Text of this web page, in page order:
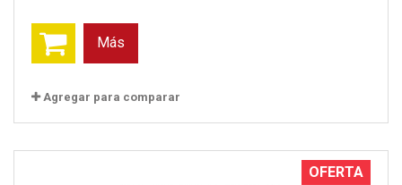
Más
Agregar para comparar
OFERTA